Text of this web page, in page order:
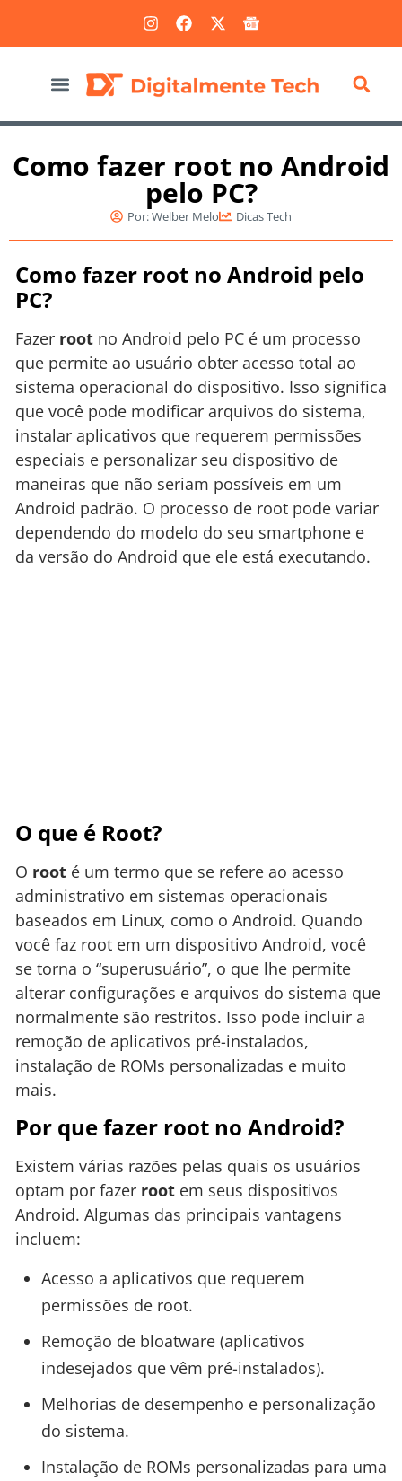
Como fazer root no Android
pelo PC?
Por:Welber Melo Dicas Tech
Como fazer root no Android pelo
PC?
Fazer root no Android pelo PC é um processo
que permite ao usuário obter acesso total ao
sistema operacional do dispositivo. Isso significa
que você pode modificar arquivos do sistema,
instalar aplicativos que requerem permissões
especiais e personalizar seu dispositivo de
maneiras que não seriam possíveis em um
Android padrão. O processo de root pode variar
dependendo do modelo do seu smartphone e
da versão do Android que ele está executando.
O que é Root?
O root é um termo que se refere ao acesso
administrativo em sistemas operacionais
baseados em Linux, como o Android. Quando
você faz root em um dispositivo Android, você
se torna o “superusuário”, o que lhe permite
alterar configurações e arquivos do sistema que
normalmente são restritos. Isso pode incluir a
remoção de aplicativos pré-instalados,
instalação de ROMs personalizadas e muito
mais.
Por que fazer root no Android?
Existem várias razões pelas quais os usuários
optam por fazer root em seus dispositivos
Android. Algumas das principais vantagens
incluem:
Acesso a aplicativos que requerem
permissões de root.
Remoção de bloatware (aplicativos
indesejados que vêm pré-instalados).
Melhorias de desempenho e personalização
do sistema.
Instalação de ROMs personalizadas para uma